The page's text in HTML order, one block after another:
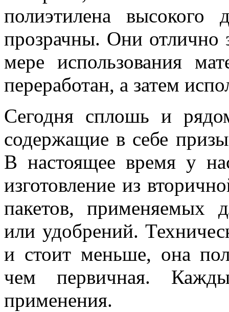
полиэтилена высокого
прозрачны. Они
мере использования
переработан, а затем
Сегодня сплошь и
содержащие в себе
В настоящее время у
изготовление из
пакетов, применяемых
или удобрений.
и стоит меньше, она
чем первичная.
применения.